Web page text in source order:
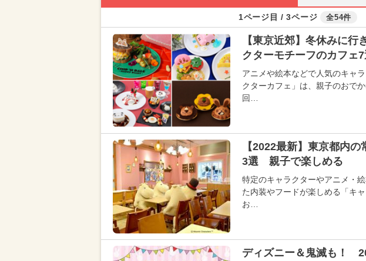
1ページ目 / 3ページ 全54件
【東京近郊】冬休みに行
クターモチーフのカフェ
アニメや絵本などで人気のキャ
クターカフェ」は、親子のおで
回…
【2022最新】東京都内
3選 親子で楽しめる
特定のキャラクターやアニメ・
た内装やフードが楽しめる「キ
お…
ディズニー＆鬼滅も！